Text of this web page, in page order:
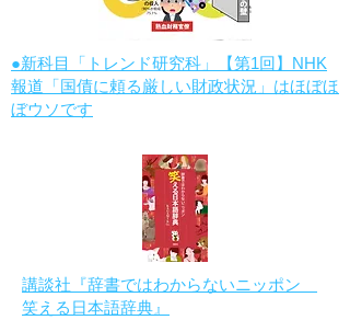
●新科目「トレンド研究科」【第1回】NHK
報道「国債に頼る厳しい財政状況」はほぼほ
ぼウソです
講談社『辞書ではわからないニッポン
笑える日本語辞典』